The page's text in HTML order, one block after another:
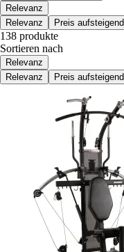
Relevanz
Relevanz
Preis aufsteigend
138 produkte
Sortieren nach
Relevanz
Relevanz
Preis aufsteigend